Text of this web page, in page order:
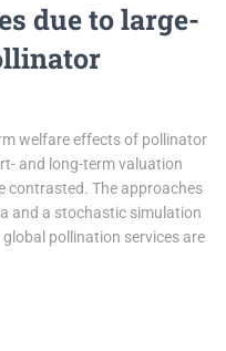
due to large-
welfare effects of pollinator
and long-term valuation
contrasted. The approaches
and a stochastic simulation
pollination services are